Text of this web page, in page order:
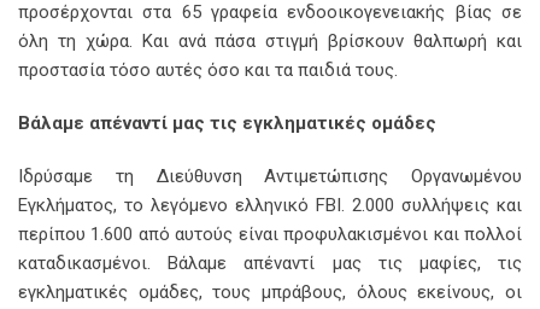
προσέρχονται στα 65 γραφεία ενδοοικογενειακής βίας σε
όλη τη χώρα. Και ανά πάσα στιγμή βρίσκουν θαλπωρή και
προστασία τόσο αυτές όσο και τα παιδιά τους.
Βάλαμε απέναντί μας τις εγκληματικές ομάδες
Ιδρύσαμε τη Διεύθυνση Αντιμετώπισης Οργανωμένου
Εγκλήματος, το λεγόμενο ελληνικό FBI. 2.000 συλλήψεις και
περίπου 1.600 από αυτούς είναι προφυλακισμένοι και πολλοί
καταδικασμένοι. Βάλαμε απέναντί μας τις μαφίες, τις
εγκληματικές ομάδες, τους μπράβους, όλους εκείνους, οι